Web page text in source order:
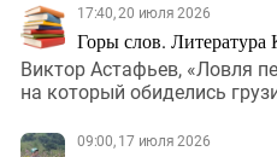
17:40, 20 июля 2026
Горы слов. Литература
Виктор Астафьев, «Ловля
на который обиделись
09:00, 17 июля 2026